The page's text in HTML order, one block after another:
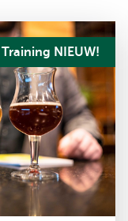
Training NIEUW!